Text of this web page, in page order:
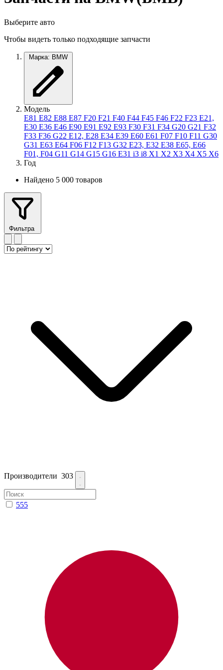
Выберите авто
Чтобы видеть только подходящие запчасти
Марка: BMW
Модель
E81 E82 E88 E87 F20 F21 F40 F44 F45 F46 F22 F23 E21,
E30 E36 E46 E90 E91 E92 E93 F30 F31 F34 G20 G21 F32
F33 F36 G22 E12, E28 E34 E39 E60 E61 F07 F10 F11 G30
G31 E63 E64 F06 F12 F13 G32 E23, E32 E38 E65, E66
F01, F04 G11 G14 G15 G16 E31 i3 i8 X1 X2 X3 X4 X5 X6
Год
Найдено 5 000 товаров
Фильтра
Производители 303
555